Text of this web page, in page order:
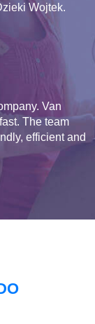
Wojtek.
Van
The team
efficient and